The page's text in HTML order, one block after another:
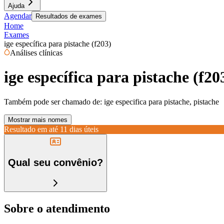
Ajuda
Agendar Resultados de exames
Home
Exames
ige específica para pistache (f203)
Análises clínicas
ige específica para pistache
Também pode ser chamado de: ige especifica para pistache, pistache
Mostrar mais nomes
Resultado em até 11 dias úteis
Qual seu convênio?
Sobre o atendimento